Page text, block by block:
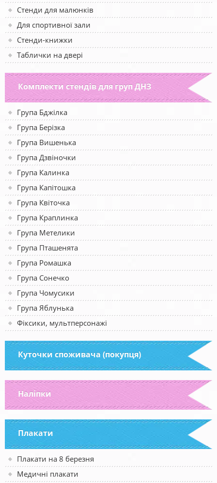
Стенди для малюнків
Для спортивної зали
Стенди-книжки
Таблички на двері
Комплекти стендів для груп ДНЗ
Група Бджілка
Група Берізка
Група Вишенька
Група Дзвіночки
Група Калинка
Група Капітошка
Група Квіточка
Група Краплинка
Група Метелики
Група Пташенята
Група Ромашка
Група Сонечко
Група Чомусики
Група Яблунька
Фіксики, мультперсонажі
Куточки споживача (покупця)
Наліпки
Плакати
Плакати на 8 березня
Медичні плакати